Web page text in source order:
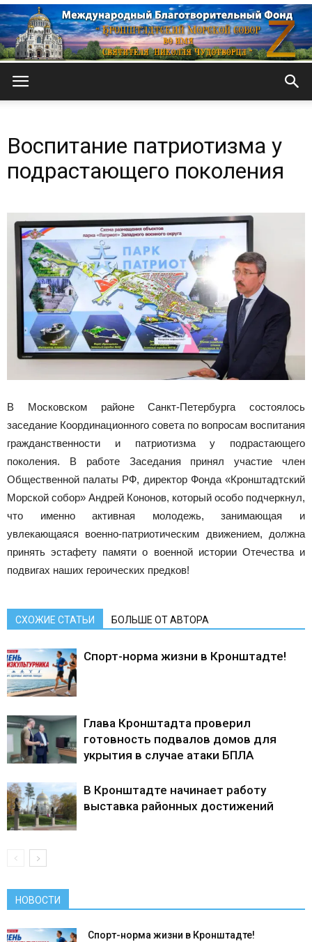
Морской
собор
Воспитание патриотизма у
подрастающего поколения
В Московском районе Санкт-Петербурга состоялось
заседание Координационного совета по вопросам воспитания
гражданственности и патриотизма у подрастающего
поколения. В работе Заседания принял участие член
Общественной палаты РФ, директор Фонда «Кронштадтский
Морской собор» Андрей Кононов, который особо подчеркнул,
что именно активная молодежь, занимающая и
увлекающаяся военно-патриотическим движением, должна
принять эстафету памяти о военной истории Отечества и
подвигах наших героических предков!
СХОЖИЕ СТАТЬИ БОЛЬШЕ ОТ АВТОРА
Спорт-норма жизни в Кронштадте!
Глава Кронштадта проверил
готовность подвалов домов для
укрытия в случае атаки БПЛА
В Кронштадте начинает работу
выставка районных достижений
НОВОСТИ
Спорт-норма жизни в Кронштадте!